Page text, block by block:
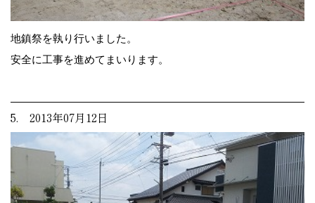
地鎮祭を執り行いました。
安全に工事を進めてまいります。
5. 2013年07月12日